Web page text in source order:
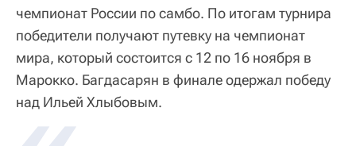
чемпионат России по самбо. По итогам турнира
победители получают путевку на чемпионат
мира, который состоится с 12 по 16 ноября в
Марокко. Багдасарян в финале одержал победу
над Ильей Хлыбовым.